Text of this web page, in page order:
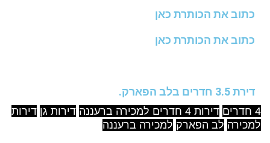
כתוב את הכותרת כאן
כתוב את הכותרת כאן
דירת 3.5 חדרים בלב הפארק.
4 חדרים דירות 4 חדרים למכירה ברעננה דירות גן דירות
למכירה לב הפארק למכירה ברעננה